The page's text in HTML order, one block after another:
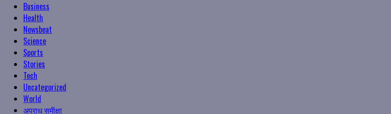
Business
Health
Newsbeat
Science
Sports
Stories
Tech
Uncategorized
World
अपराध समीक्षा